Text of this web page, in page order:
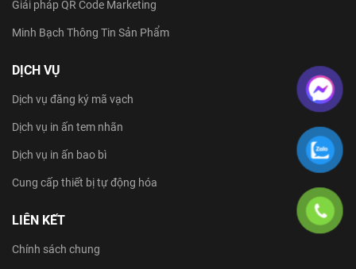
Giải pháp QR Code Marketing
Minh Bạch Thông Tin Sản Phẩm
DỊCH VỤ
Dịch vụ đăng ký mã vạch
Dịch vụ in ấn tem nhãn
Dịch vụ in ấn bao bì
Cung cấp thiết bị tự động hóa
LIÊN KẾT
Chính sách chung